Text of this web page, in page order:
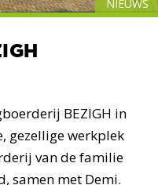
NIEUWS
BEZIGH in
gezellige werkplek
van de familie
samen met Demi.